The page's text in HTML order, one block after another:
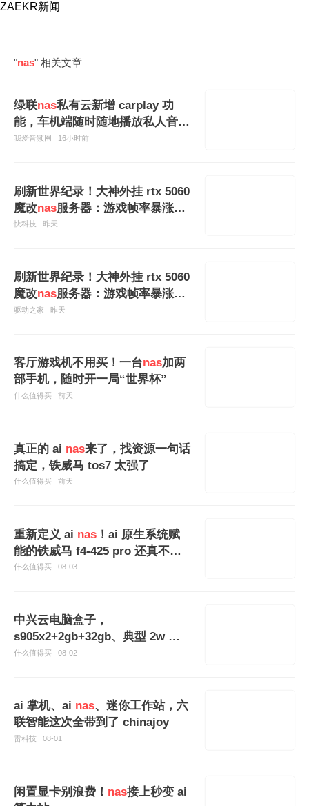
ZAEKR新闻
"nas" 相关文章
绿联nas私有云新增 carplay 功
能，车机端随时随地播放私人音乐
库
我爱音频网 16小时前
刷新世界纪录！大神外挂 rtx 5060
魔改nas服务器：游戏帧率暴涨
828%
快科技 昨天
刷新世界纪录！大神外挂 rtx 5060
魔改nas服务器：游戏帧率暴涨
828%
驱动之家 昨天
客厅游戏机不用买！一台nas加两
部手机，随时开一局“世界杯”
什么值得买 前天
真正的 ai nas来了，找资源一句话
搞定，铁威马 tos7 太强了
什么值得买 前天
重新定义 ai nas ！ai 原生系统赋
能的铁威马 f4-425 pro 还真不一
样
什么值得买 08-03
中兴云电脑盒子，
s905x2+2gb+32gb、典型 2w 功
耗，刷成轻nas
什么值得买 08-02
ai 掌机、ai nas、迷你工作站，六
联智能这次全带到了 chinajoy
雷科技 08-01
闲置显卡别浪费！ nas接上秒变 ai